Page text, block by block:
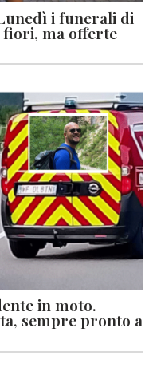
i funerali di
fiori, ma offerte
in moto.
sempre pronto a